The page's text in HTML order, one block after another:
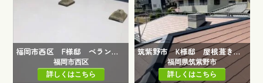
福岡市西区 F様邸 ベランダ防水工事
福岡市西区
詳しくはこちら
筑紫野市 K様邸 屋根葺き替え工事
福岡県筑紫野市
詳しくはこちら